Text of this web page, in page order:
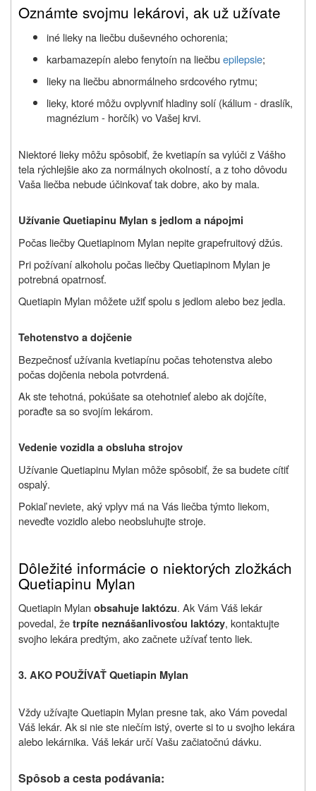
Oznámte svojmu lekárovi, ak už užívate
iné lieky na liečbu duševného ochorenia;
karbamazepín alebo fenytoín na liečbu epilepsie;
lieky na liečbu abnormálneho srdcového rytmu;
lieky, ktoré môžu ovplyvniť hladiny solí (kálium - draslík,
magnézium - horčík) vo Vašej krvi.
Niektoré lieky môžu spôsobiť, že kvetiapín sa vylúči z Vášho
tela rýchlejšie ako za normálnych okolností, a z toho dôvodu
Vaša liečba nebude účinkovať tak dobre, ako by mala.
Užívanie Quetiapinu Mylan s jedlom a nápojmi
Počas liečby Quetiapinom Mylan nepite grapefruitový džús.
Pri požívaní alkoholu počas liečby Quetiapinom Mylan je
potrebná opatrnosť.
Quetiapin Mylan môžete užiť spolu s jedlom alebo bez jedla.
Tehotenstvo a dojčenie
Bezpečnosť užívania kvetiapínu počas tehotenstva alebo
počas dojčenia nebola potvrdená.
Ak ste tehotná, pokúšate sa otehotnieť alebo ak dojčíte,
poraďte sa so svojím lekárom.
Vedenie vozidla a obsluha strojov
Užívanie Quetiapinu Mylan môže spôsobiť, že sa budete cítiť
ospalý.
Pokiaľ neviete, aký vplyv má na Vás liečba týmto liekom,
neveďte vozidlo alebo neobsluhujte stroje.
Dôležité informácie o niektorých zložkách
Quetiapinu Mylan
Quetiapin Mylanobsahuje laktózu. Ak Vám Váš lekár
povedal, žetrpíte neznášanlivosťou laktózy, kontaktujte
svojho lekára predtým, ako začnete užívať tento liek.
3. AKO POUŽÍVAŤ Quetiapin Mylan
Vždy užívajte Quetiapin Mylan presne tak, ako Vám povedal
Váš lekár. Ak si nie ste niečím istý, overte si to u svojho lekára
alebo lekárnika. Váš lekár určí Vašu začiatočnú dávku.
Spôsob a cesta podávania: